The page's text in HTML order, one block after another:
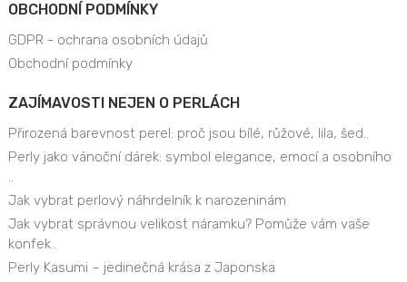
OBCHODNÍ PODMÍNKY
GDPR - ochrana osobních údajů
Obchodní podmínky
ZAJÍMAVOSTI NEJEN O PERLÁCH
Přirozená barevnost perel: proč jsou bílé, růžové, lila, šed..
Perly jako vánoční dárek: symbol elegance, emocí a osobního
..
Jak vybrat perlový náhrdelník k narozeninám
Jak vybrat správnou velikost náramku? Pomůže vám vaše
konfek..
Perly Kasumi – jedinečná krása z Japonska